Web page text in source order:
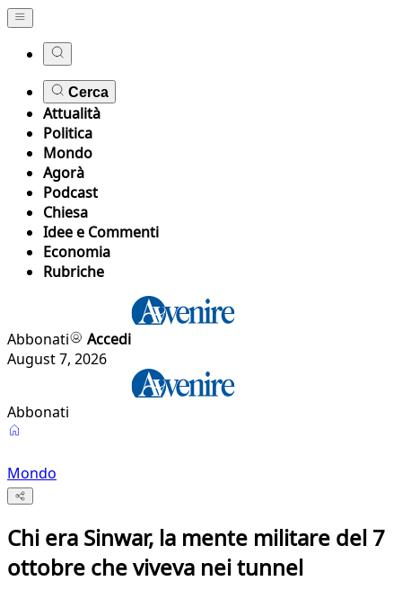
Cerca
Attualità
Politica
Mondo
Agorà
Podcast
Chiesa
Idee e Commenti
Economia
Rubriche
Abbonati
Accedi
August 7, 2026
Abbonati
Mondo
Chi era Sinwar, la mente militare del 7
ottobre che viveva nei tunnel